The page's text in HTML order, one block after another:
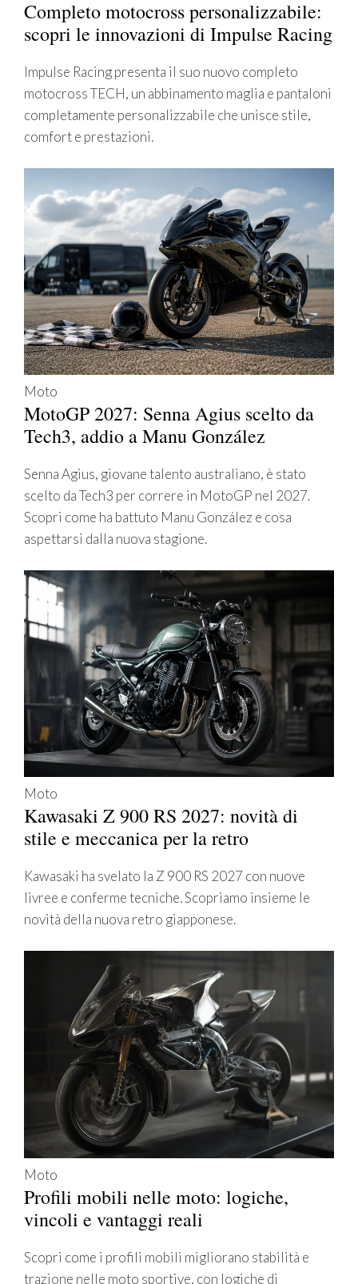
Completo motocross personalizzabile:
scopri le innovazioni di Impulse Racing
Impulse Racing presenta il suo nuovo completo
motocross TECH, un abbinamento maglia e pantaloni
completamente personalizzabile che unisce stile,
comfort e prestazioni.
Moto
MotoGP 2027: Senna Agius scelto da
Tech3, addio a Manu González
Senna Agius, giovane talento australiano, è stato
scelto da Tech3 per correre in MotoGP nel 2027.
Scopri come ha battuto Manu González e cosa
aspettarsi dalla nuova stagione.
Moto
Kawasaki Z 900 RS 2027: novità di
stile e meccanica per la retro
Kawasaki ha svelato la Z 900 RS 2027 con nuove
livree e conferme tecniche. Scopriamo insieme le
novità della nuova retro giapponese.
Moto
Profili mobili nelle moto: logiche,
vincoli e vantaggi reali
Scopri come i profili mobili migliorano stabilità e
trazione nelle moto sportive, con logiche di